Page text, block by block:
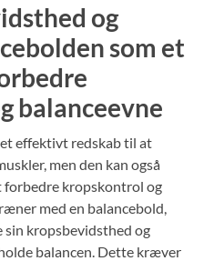
og
som et
balanceevne
effektivt redskab til at
men den kan også
forbedre kropskontrol og
med en balancebold,
kropsbevidsthed og
balancen. Dette kræver